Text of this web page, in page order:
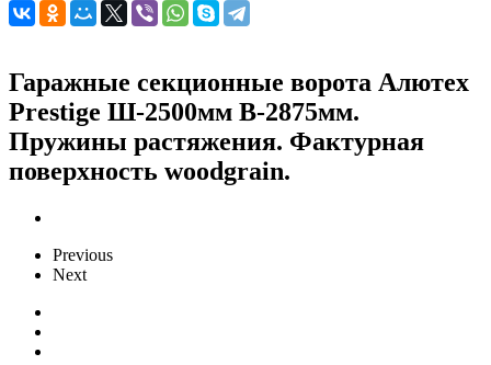
Гаражные секционные ворота Алютех
Prestige Ш-2500мм В-2875мм.
Пружины растяжения. Фактурная
поверхность woodgrain.
Previous
Next